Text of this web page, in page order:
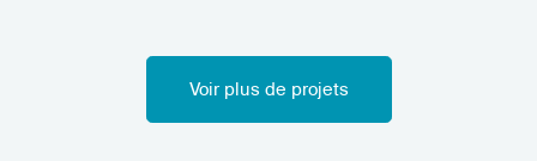
Voir plus de projets